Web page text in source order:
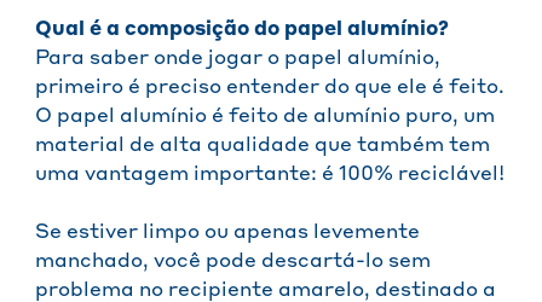
Qual é a composição do papel alumínio?
Para saber onde jogar o papel alumínio,
primeiro é preciso entender do que ele é feito.
O papel alumínio é feito de alumínio puro, um
material de alta qualidade que também tem
uma vantagem importante: é 100% reciclável!
Se estiver limpo ou apenas levemente
manchado, você pode descartá-lo sem
problema no recipiente amarelo, destinado a